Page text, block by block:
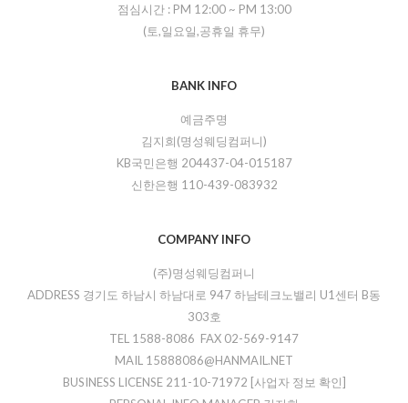
점심시간 : PM 12:00~ PM 13:00
(토,일요일,공휴일 휴무)
BANK INFO
예금주명
김지희(명성웨딩컴퍼니)
KB국민은행 204437-04-015187
신한은행 110-439-083932
COMPANY INFO
(주)명성웨딩컴퍼니
ADDRESS 경기도 하남시 하남대로 947 하남테크노밸리 U1센터 B동
303호
TEL 1588-8086 FAX 02-569-9147
MAIL 15888086@HANMAIL.NET
BUSINESS LICENSE 211-10-71972 [사업자 정보 확인]